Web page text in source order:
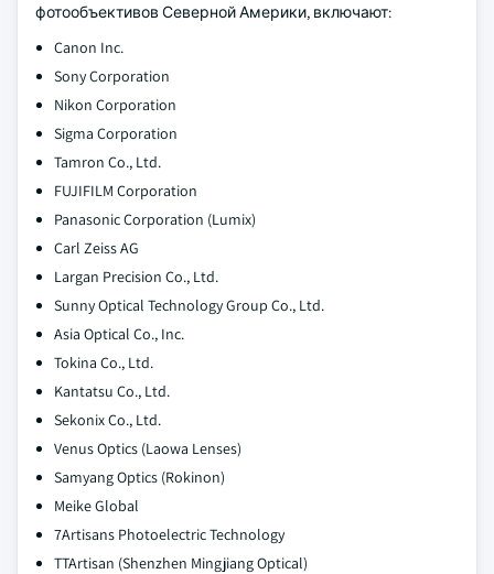
фотообъективов Северной Америки, включают:
Canon Inc.
Sony Corporation
Nikon Corporation
Sigma Corporation
Tamron Co., Ltd.
FUJIFILM Corporation
Panasonic Corporation (Lumix)
Carl Zeiss AG
Largan Precision Co., Ltd.
Sunny Optical Technology Group Co., Ltd.
Asia Optical Co., Inc.
Tokina Co., Ltd.
Kantatsu Co., Ltd.
Sekonix Co., Ltd.
Venus Optics (Laowa Lenses)
Samyang Optics (Rokinon)
Meike Global
7Artisans Photoelectric Technology
TTArtisan (Shenzhen Mingjiang Optical)